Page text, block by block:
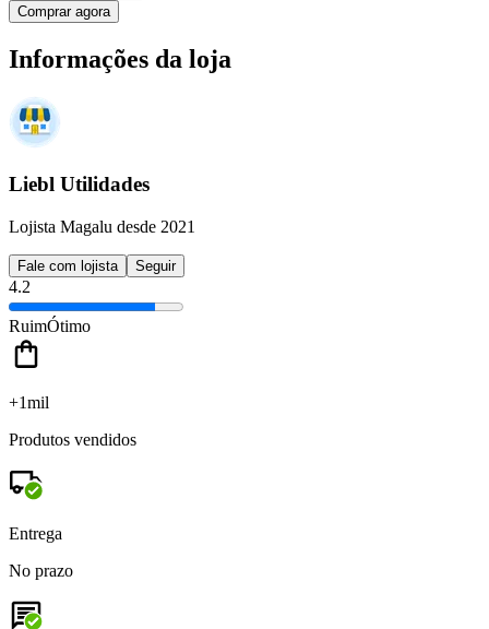
Comprar agora
Informações da loja
Liebl Utilidades
Lojista Magalu desde 2021
Fale com lojista Seguir
4.2
RuimÓtimo
+1mil
Produtos vendidos
Entrega
No prazo